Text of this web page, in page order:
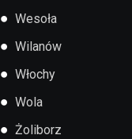
● Wesoła
● Wilanów
● Włochy
● Wola
● Żoliborz